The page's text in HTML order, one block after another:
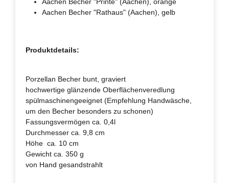
Aachen Becher "Rathaus" (Aachen), gelb
Produktdetails:
Porzellan Becher bunt, graviert
hochwertige glänzende Oberflächenveredlung
spülmaschinengeeignet (Empfehlung Handwäsche,
um den Becher besonders zu schonen)
Fassungsvermögen ca. 0,4l
Durchmesser ca. 9,8 cm
Höhe ca. 10 cm
Gewicht ca. 350 g
von Hand gesandstrahlt